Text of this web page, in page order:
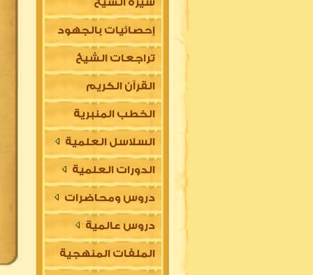
سيرة الشيخ
إحصائيات بالجهود
تراجعات الشيخ
القرآن الكريم
الخطب المنبرية
السلاسل العلمية
الدورات العلمية
دروس ومحاضرات
دروس عالمية
الملفات المنهجية